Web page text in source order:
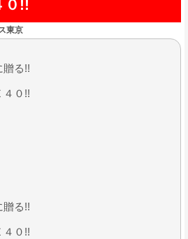
０!!
東京
贈る!!
４０!!
贈る!!
４０!!